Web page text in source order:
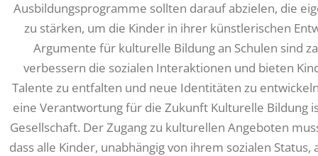
Ausbildungsprogramme sollten darauf abzielen, die
zu stärken, um die Kinder in ihrer künstlerischen
Argumente für kulturelle Bildung an Schulen sind
verbessern die sozialen Interaktionen und bieten
Talente zu entfalten und neue Identitäten zu
eine Verantwortung für die Zukunft Kulturelle Bildung
Gesellschaft. Der Zugang zu kulturellen Angeboten
dass alle Kinder, unabhängig von ihrem sozialen